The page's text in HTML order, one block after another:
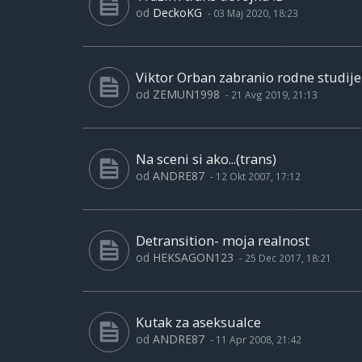
od DeckoKG - 03 Maj 2020, 18:23
Viktor Orban zabranio rodne studije
od ZEMUN1998 - 21 Avg 2019, 21:13
Na sceni si ako...(trans)
od ANDRE87 - 12 Okt 2007, 17:12
Detransition- moja realnost
od HEKSAGON123 - 25 Dec 2017, 18:21
Kutak za aseksualce
od ANDRE87 - 11 Apr 2008, 21:42